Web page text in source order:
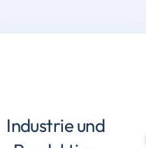
Industrie und